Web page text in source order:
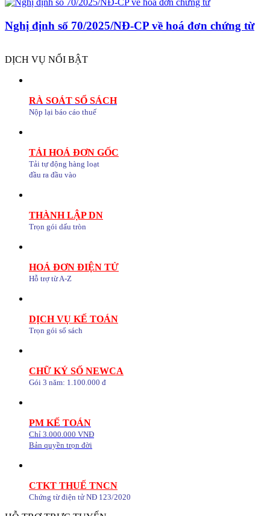
Nghị định số 70/2025/NĐ-CP về hoá đơn chứng từ
DỊCH VỤ NỔI BẬT
RÀ SOÁT SỔ SÁCH
Nộp lại báo cáo thuế
TẢI HOÁ ĐƠN GỐC
Tải tự động hàng loạt
đầu ra đầu vào
THÀNH LẬP DN
Trọn gói dấu tròn
HOÁ ĐƠN ĐIỆN TỬ
Hỗ trợ từ A-Z
DỊCH VỤ KẾ TOÁN
Trọn gói sổ sách
CHỮ KÝ SỐ NEWCA
Gói 3 năm: 1.100.000 đ
PM KẾ TOÁN
Chỉ 3.000.000 VNĐ
Bản quyền trọn đời
CTKT THUẾ TNCN
Chứng từ điện tử NĐ 123/2020